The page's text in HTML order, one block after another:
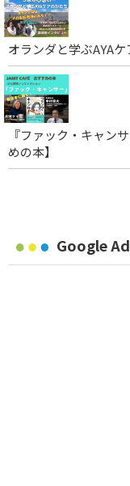
オランダと学ぶAYAケ
『ファック・キャン
めの本】
Google